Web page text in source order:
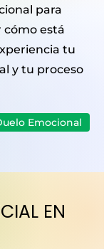
para
está
tu
y tu proceso
Emocional
EN